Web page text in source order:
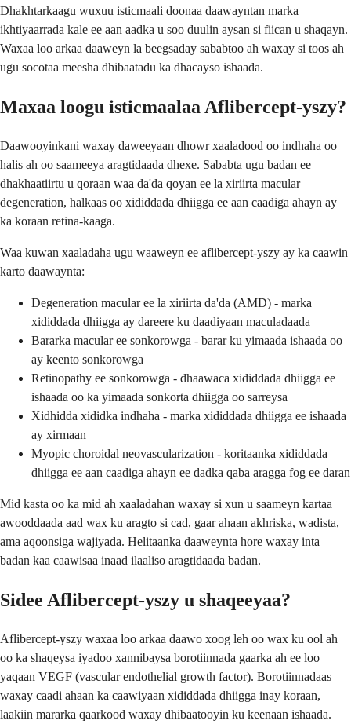
Dhakhtarkaagu wuxuu isticmaali doonaa daawayntan marka
ikhtiyaarrada kale ee aan aadka u soo duulin aysan si fiican u shaqayn.
Waxaa loo arkaa daaweyn la beegsaday sababtoo ah waxay si toos ah
ugu socotaa meesha dhibaatadu ka dhacayso ishaada.
Maxaa loogu isticmaalaa Aflibercept-yszy?
Daawooyinkani waxay daweeyaan dhowr xaaladood oo indhaha oo
halis ah oo saameeya aragtidaada dhexe. Sababta ugu badan ee
dhakhaatiirtu u qoraan waa da'da qoyan ee la xiriirta macular
degeneration, halkaas oo xididdada dhiigga ee aan caadiga ahayn ay
ka koraan retina-kaaga.
Waa kuwan xaaladaha ugu waaweyn ee aflibercept-yszy ay ka caawin
karto daawaynta:
Degeneration macular ee la xiriirta da'da (AMD) - marka
xididdada dhiigga ay dareere ku daadiyaan maculadaada
Bararka macular ee sonkorowga - barar ku yimaada ishaada oo
ay keento sonkorowga
Retinopathy ee sonkorowga - dhaawaca xididdada dhiigga ee
ishaada oo ka yimaada sonkorta dhiigga oo sarreysa
Xidhidda xididka indhaha - marka xididdada dhiigga ee ishaada
ay xirmaan
Myopic choroidal neovascularization - koritaanka xididdada
dhiigga ee aan caadiga ahayn ee dadka qaba aragga fog ee daran
Mid kasta oo ka mid ah xaaladahan waxay si xun u saameyn kartaa
awooddaada aad wax ku aragto si cad, gaar ahaan akhriska, wadista,
ama aqoonsiga wajiyada. Helitaanka daaweynta hore waxay inta
badan kaa caawisaa inaad ilaaliso aragtidaada badan.
Sidee Aflibercept-yszy u shaqeeyaa?
Aflibercept-yszy waxaa loo arkaa daawo xoog leh oo wax ku ool ah
oo ka shaqeysa iyadoo xannibaysa borotiinnada gaarka ah ee loo
yaqaan VEGF (vascular endothelial growth factor). Borotiinnadaas
waxay caadi ahaan ka caawiyaan xididdada dhiigga inay koraan,
laakiin mararka qaarkood waxay dhibaatooyin ku keenaan ishaada.